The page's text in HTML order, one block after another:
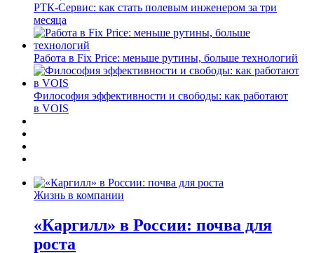
РТК-Сервис: как стать полевым инженером за три
месяца
Работа в Fix Price: меньше рутины, больше технологий
Философия эффективности и свободы: как работают
в VOIS
Жизнь в компании
«Каргилл» в России: почва для
роста